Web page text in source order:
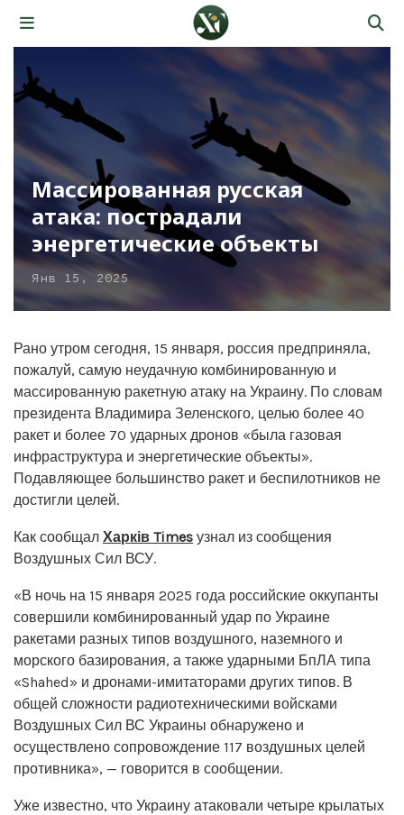
Массированная русская
атака: пострадали
энергетические объекты
Янв 15, 2025
Рано утром сегодня, 15 января, россия предприняла,
пожалуй, самую неудачную комбинированную и
массированную ракетную атаку на Украину. По словам
президента Владимира Зеленского, целью более 40
ракет и более 70 ударных дронов «была газовая
инфраструктура и энергетические объекты».
Подавляющее большинство ракет и беспилотников не
достигли целей.
Как сообщал Харків Times узнал из сообщения
Воздушных Сил ВСУ.
«В ночь на 15 января 2025 года российские оккупанты
совершили комбинированный удар по Украине
ракетами разных типов воздушного, наземного и
морского базирования, а также ударными БпЛА типа
«Shahed» и дронами-имитаторами других типов. В
общей сложности радиотехническими войсками
Воздушных Сил ВС Украины обнаружено и
осуществлено сопровождение 117 воздушных целей
противника», — говорится в сообщении.
Уже известно, что Украину атаковали четыре крылатых